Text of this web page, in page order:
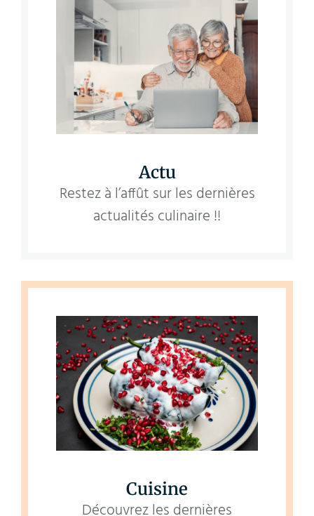
Actu
Restez à l’affût sur les dernières
actualités culinaire !!
Cuisine
Découvrez les dernières